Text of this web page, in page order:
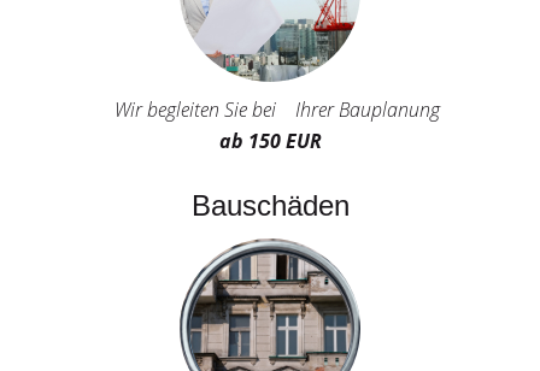
Wir begleiten Sie bei Ihrer Bauplanung
ab 150 EUR
Bauschäden